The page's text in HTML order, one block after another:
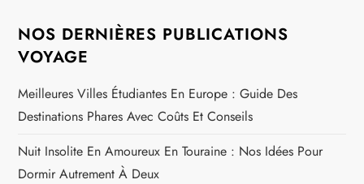
NOS DERNIÈRES PUBLICATIONS
VOYAGE
Meilleures Villes Étudiantes En Europe : Guide Des
Destinations Phares Avec Coûts Et Conseils
Nuit Insolite En Amoureux En Touraine : Nos Idées Pour
Dormir Autrement À Deux